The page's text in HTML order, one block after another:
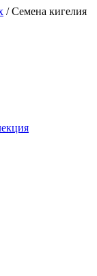
/Семена кигелия